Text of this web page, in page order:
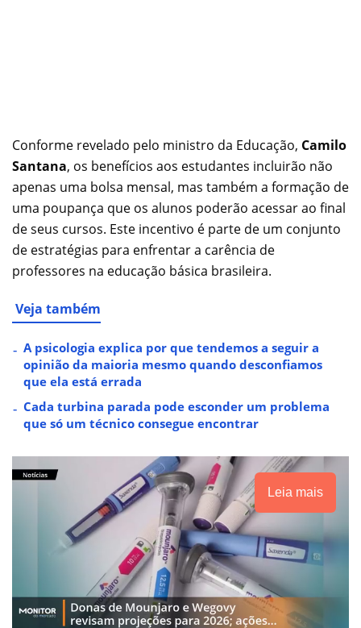
Conforme revelado pelo ministro da Educação, Camilo
Santana, os benefícios aos estudantes incluirão não
apenas uma bolsa mensal, mas também a formação de
uma poupança que os alunos poderão acessar ao final
de seus cursos. Este incentivo é parte de um conjunto
de estratégias para enfrentar a carência de
professores na educação básica brasileira.
Veja também
A psicologia explica por que tendemos a seguir a
opinião da maioria mesmo quando desconfiamos
que ela está errada
Cada turbina parada pode esconder um problema
que só um técnico consegue encontrar
Leia mais